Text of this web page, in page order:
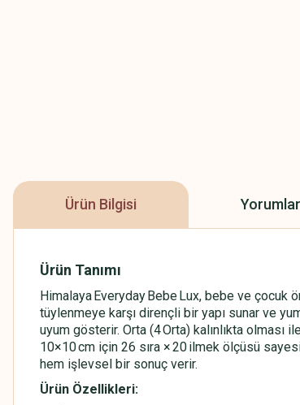
Ürün Bilgisi Yorumlar
Ürün Tanımı
Himalaya Everyday Bebe Lux, bebe ve
tüylenmeye karşı dirençli bir yapı sunar ve
uyum gösterir. Orta (4 Orta) kalınlıkta
10×10 cm için 26 sıra × 20 ilmek ölçüsü
hem işlevsel bir sonuç verir.
Ürün Özellikleri: